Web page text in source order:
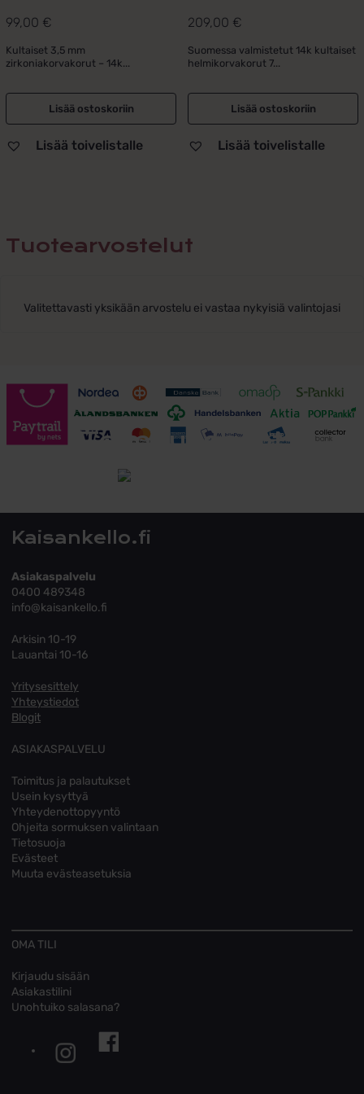
99,00 €
Kultaiset 3,5 mm
zirkoniakorvakorut – 14k...
Lisää ostoskoriin
Lisää toivelistalle
209,00 €
Suomessa valmistetut 14k kultaiset
helmikorvakorut 7...
Lisää ostoskoriin
Lisää toivelistalle
Tuotearvostelut
Valitettavasti yksikään arvostelu ei vastaa nykyisiä valintojasi
Toimitusehdot
Kaisankello.fi
Asiakaspalvelu
0400 489348
info@kaisankello.fi
Arkisin 10-19
Lauantai 10-16
Yritysesittely
Yhteystiedot
Blogit
ASIAKASPALVELU
Toimitus ja palautukset
Usein kysyttyä
Yhteydenottopyyntö
Ohjeita sormuksen valintaan
Tietosuoja
Evästeet
Muuta evästeasetuksia
OMA TILI
Kirjaudu sisään
Asiakastilini
Unohtuiko salasana?